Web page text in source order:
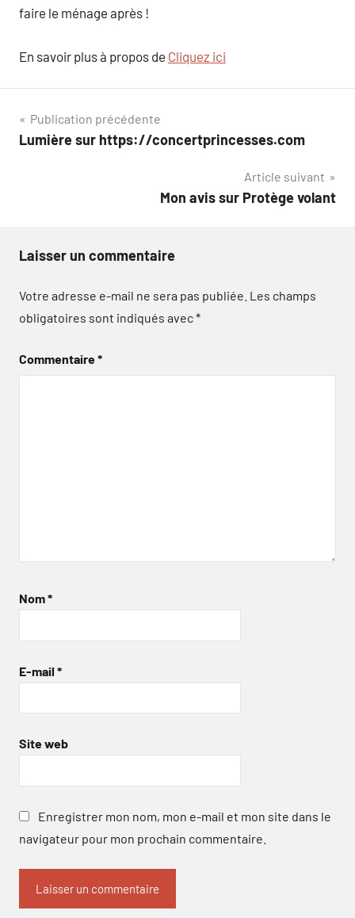
faire le ménage après !
En savoir plus à propos de Cliquez ici
Navigation
de
Publication précédente
Lumière sur https://concertprincesses.com
Article suivant
Mon avis sur Protège volant
Laisser un commentaire
Votre adresse e-mail ne sera pas publiée. Les champs
obligatoires sont indiqués avec*
Commentaire*
Nom*
E-mail *
Site web
Enregistrer mon nom, mon e-mail et mon site dans le
navigateur pour mon prochain commentaire.